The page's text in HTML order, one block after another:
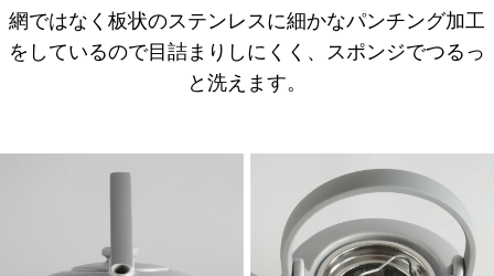
網ではなく板状のステンレスに細かなパンチング加工
をしているので目詰まりしにくく、スポンジでつるっ
と洗えます。